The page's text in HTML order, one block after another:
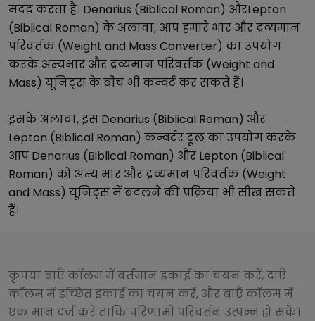
मदद करता है। Denarius (Biblical Roman) औरLepton
(Biblical Roman) के अलावा, आप हमारे भार और द्रव्यमान
परिवर्तक (Weight and Mass Converter) का उपयोग
करके अन्यभार और द्रव्यमान परिवर्तक (Weight and
Mass) यूनिट्स के बीच भी कन्वर्ट कर सकते हैं।
इसके अलावा, इस Denarius (Biblical Roman) और
Lepton (Biblical Roman) कन्वर्टर टूल का उपयोग करके
आप Denarius (Biblical Roman) और Lepton (Biblical
Roman) को अन्य भार और द्रव्यमान परिवर्तक (Weight
and Mass) यूनिट्स में बदलने की प्रक्रिया भी सीख सकते
हैं।
कृपया बाएँ कॉलम में वर्तमान इकाई का चयन करें, दाएँ
कॉलम में इच्छित इकाई का चयन करें, और बाएँ कॉलम में
एक मान दर्ज करें ताकि परिणामी परिवर्तन उत्पन्न हो सके।